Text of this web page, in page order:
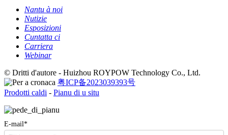
Nantu à noi
Nutizie
Esposizioni
Cuntatta ci
Carriera
Webinar
© Dritti d'autore - Huizhou ROYPOW Technology Co., Ltd.
粤ICP备2023039393号
Prodotti caldi - Pianu di u situ
E-mail*